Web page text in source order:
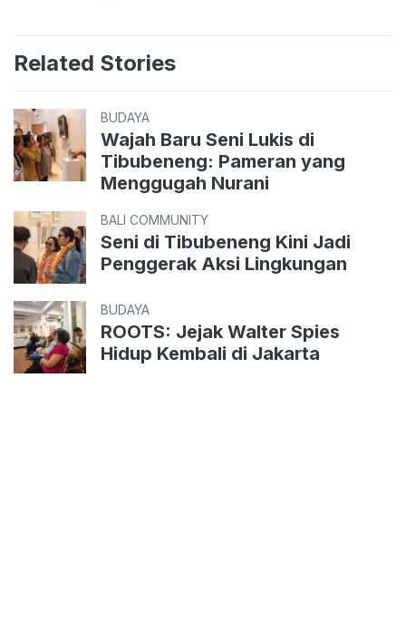
Related Stories
BUDAYA
Wajah Baru Seni Lukis di
Tibubeneng: Pameran yang
Menggugah Nurani
BALI COMMUNITY
Seni di Tibubeneng Kini Jadi
Penggerak Aksi Lingkungan
BUDAYA
ROOTS: Jejak Walter Spies
Hidup Kembali di Jakarta